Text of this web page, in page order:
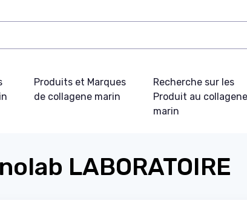
Produits et Marques
de collagene marin
Recherche sur les
Produit au collagene
marin
LABORATOIRE